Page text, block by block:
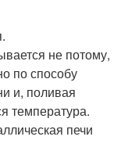
не потому,
по способу
и, поливая
температура.
печи